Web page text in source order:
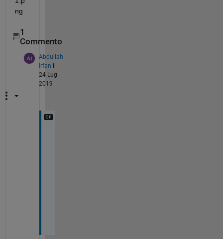
1
Commento
Abdullah
Irfan il
24 Lug
2019